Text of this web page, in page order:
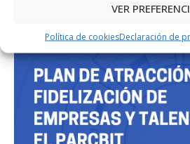
VER
Política de cookiesDeclaración de